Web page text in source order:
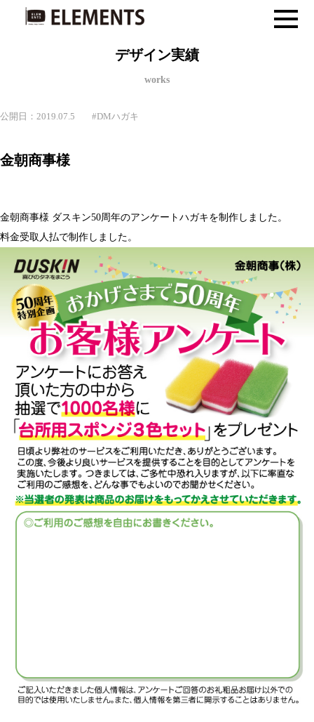
デザイン実績
works
公開日：2019.07.5 #DMハガキ
金朝商事様
金朝商事様 ダスキン50周年のアンケートハガキを制作しました。
料金受取人払で制作しました。